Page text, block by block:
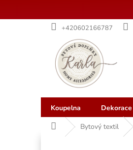
+420602166787
Koupelna Dekorace
Domů Bytový textil